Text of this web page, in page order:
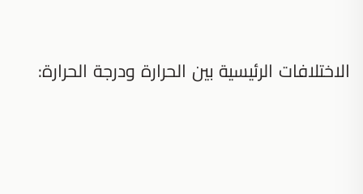
الاختلافات الرئيسية بين الحرارة ودرجة الحرارة: